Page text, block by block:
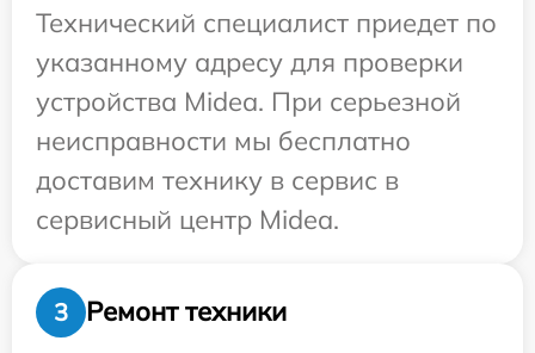
Технический специалист приедет по
указанному адресу для проверки
устройства Midea. При серьезной
неисправности мы бесплатно
доставим технику в сервис в
сервисный центр Midea.
3 Ремонт техники